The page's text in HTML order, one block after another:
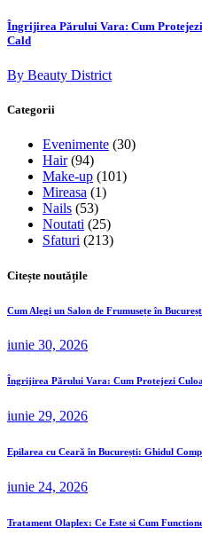
Îngrijirea Părului Vara: Cum
Cald
By Beauty District
Categorii
Evenimente (30)
Hair(94)
Make-up (101)
Mireasa (1)
Nails (53)
Noutati (25)
Sfaturi (213)
Citește noutățile
Cum Alegi un Salon de Frumusețe în
iunie 30, 2026
Îngrijirea Părului Vara: Cum Protejezi
iunie 29, 2026
Epilarea cu Ceară în București: Ghidul
iunie 24, 2026
Tratament Olaplex: Ce Este si Cum